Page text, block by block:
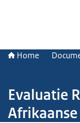
Home
Evaluatie